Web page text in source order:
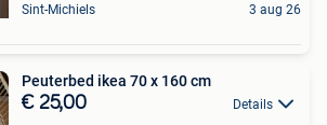
Sint-Michiels 3 aug 26
Peuterbed ikea 70 x 160 cm
€ 25,00 Details